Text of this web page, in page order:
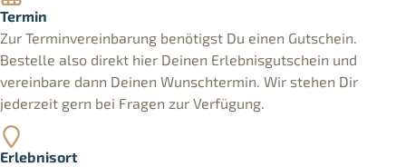
Termin
Zur Terminvereinbarung benötigst Du einen Gutschein.
Bestelle also direkt hier Deinen Erlebnisgutschein und
vereinbare dann Deinen Wunschtermin. Wir stehen Dir
jederzeit gern bei Fragen zur Verfügung.
Erlebnisort